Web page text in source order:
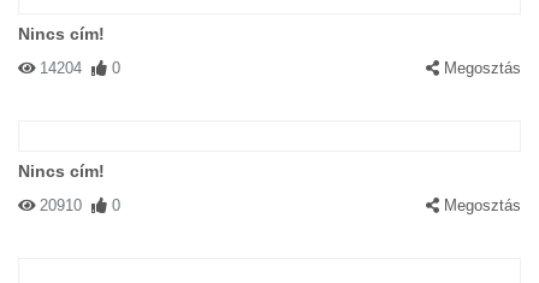
Nincs cím!
14204 0 Megosztás
Nincs cím!
20910 0 Megosztás